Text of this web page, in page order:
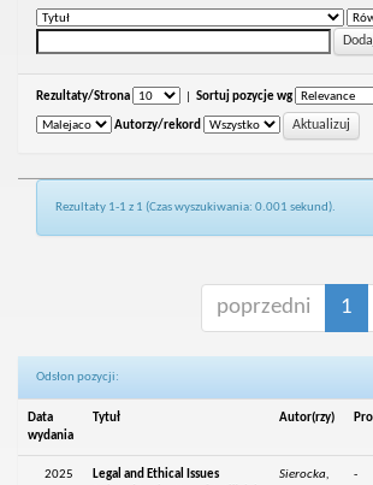
Rezultaty/Strona Sortuj pozycje wg
Autorzy/rekord
Rezultaty 1-1 z 1 (Czas wyszukiwania: 0.001 sekund).
poprzedni 1
Odsłon pozycji:
Data
wydania
Tytuł Autor(rzy)
2025
Legal and Ethical Issues
Sierocka,
-